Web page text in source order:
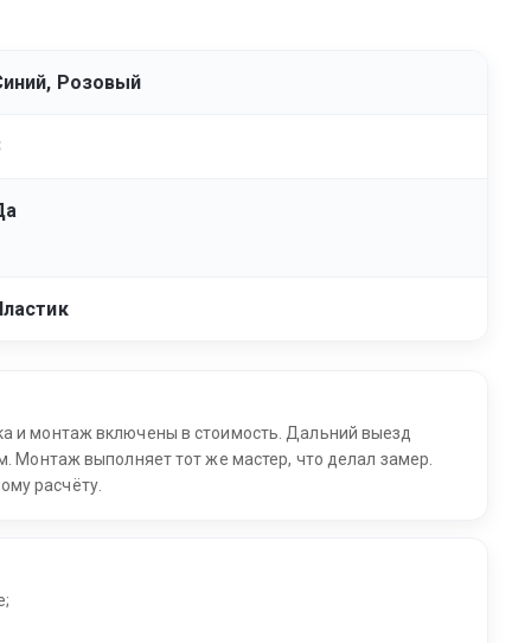
Розовый
и монтаж включены в стоимость. Дальний выезд
выполняет тот же мастер, что делал замер.
расчёту.